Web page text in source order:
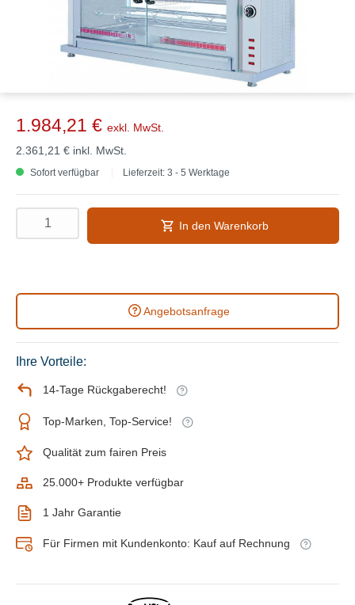
1.984,21 € exkl. MwSt.
2.361,21 € inkl. MwSt.
Sofort verfügbar Lieferzeit: 3 - 5 Werktage
In den Warenkorb
Angebotsanfrage
Ihre Vorteile:
14-Tage Rückgaberecht!
Top-Marken, Top-Service!
Qualität zum fairen Preis
25.000+ Produkte verfügbar
1 Jahr Garantie
Für Firmen mit Kundenkonto: Kauf auf Rechnung